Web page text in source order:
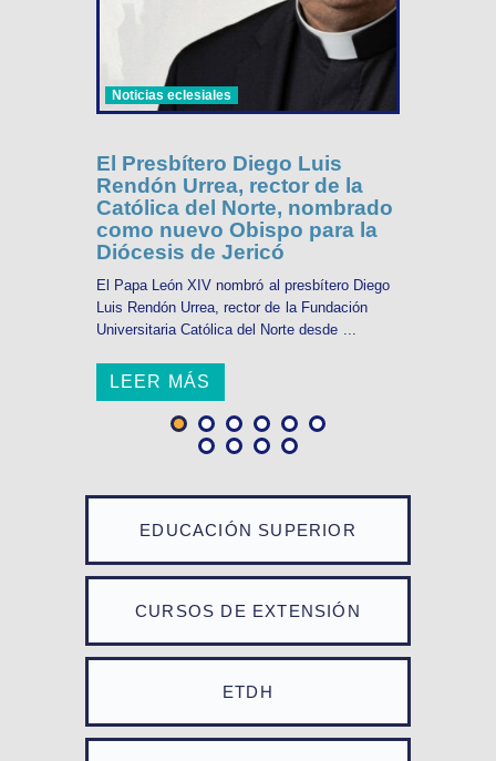
EDUCACIÓN SUPERIOR
CURSOS DE EXTENSIÓN
ETDH
Noticias eclesiales
El Presbítero Diego Luis
Rendón Urrea, rector de la
Católica del Norte, nombrado
como nuevo Obispo para la
Diócesis de Jericó
El Papa León XIV nombró al presbítero Diego
Luis Rendón Urrea, rector de la Fundación
Universitaria Católica del Norte desde ...
LEER MÁS